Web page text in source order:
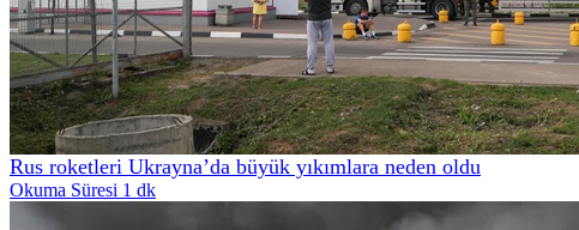
Rus roketleri Ukrayna’da büyük yıkımlara neden oldu
Okuma Süresi 1 dk